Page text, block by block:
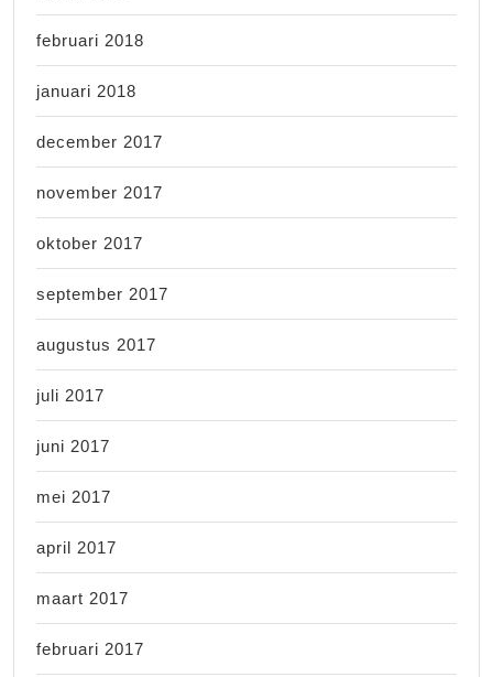
februari 2018
januari 2018
december 2017
november 2017
oktober 2017
september 2017
augustus 2017
juli 2017
juni 2017
mei 2017
april 2017
maart 2017
februari 2017